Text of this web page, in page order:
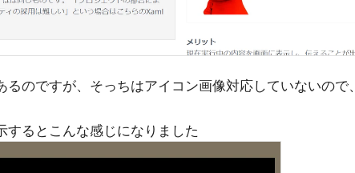
るのですが、そっちはアイコン画像対応していないので、
するとこんな感じになりました